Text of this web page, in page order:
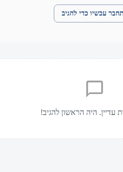
עכשיו כדי להגיב
עדיין. היה הראשון להגיב!